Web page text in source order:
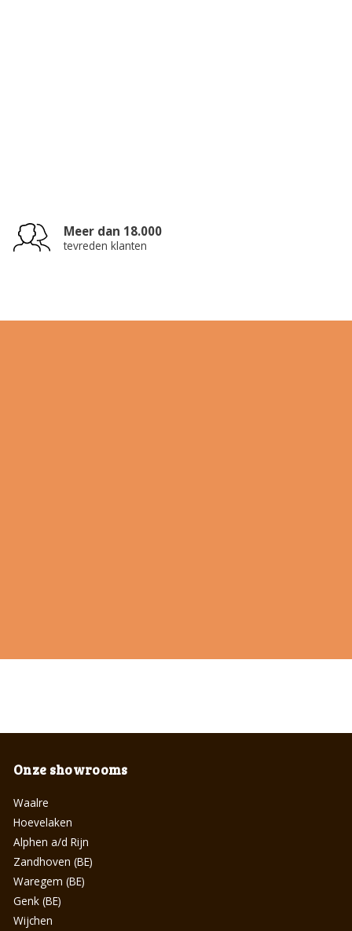
Meer dan 18.000
tevreden klanten
Onze showrooms
Waalre
Hoevelaken
Alphen a/d Rijn
Zandhoven (BE)
Waregem (BE)
Genk (BE)
Wijchen